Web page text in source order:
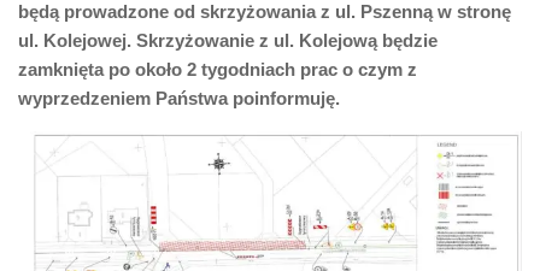
będą prowadzone od skrzyżowania z ul. Pszenną w stronę
ul. Kolejowej. Skrzyżowanie z ul. Kolejową będzie
zamknięta po około 2 tygodniach prac o czym z
wyprzedzeniem Państwa poinformuję.